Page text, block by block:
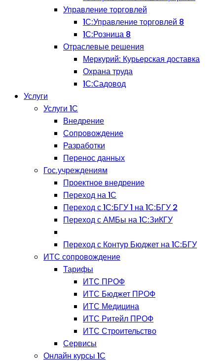
Управление торговлей
1С:Управление торговлей 8
1С:Розница 8
Отраслевые решения
Меркурий: Курьерская доставка
Охрана труда
1С:Садовод
Услуги
Услуги 1С
Внедрение
Сопровождение
Разработки
Перенос данных
Гос.учреждениям
Проектное внедрение
Переход на 1С
Переход с 1С:БГУ 1 на 1С:БГУ 2
Переход с АМБы на 1С:ЗиКГУ
Переход с Контур Бюджет на 1С:БГУ
ИТС сопровождение
Тарифы
ИТС ПРОФ
ИТС Бюджет ПРОФ
ИТС Медицина
ИТС Ритейл ПРОФ
ИТС Строительство
Сервисы
Онлайн курсы 1С